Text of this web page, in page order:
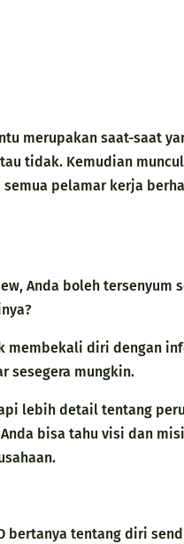
merupakan saat-saat
tidak. Kemudian
pelamar kerja
Anda boleh tersenyum
membekali diri dengan
sesegera mungkin.
lebih detail tentang
bisa tahu visi dan
bertanya tentang diri